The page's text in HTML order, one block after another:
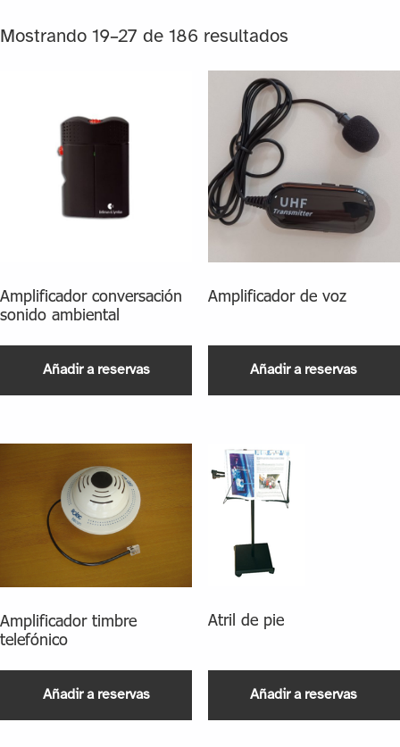
Mostrando 19–27 de 186 resultados
Amplificador conversación
sonido ambiental
Añadir a reservas
Amplificador de voz
Añadir a reservas
Amplificador timbre
telefónico
Añadir a reservas
Atril de pie
Añadir a reservas